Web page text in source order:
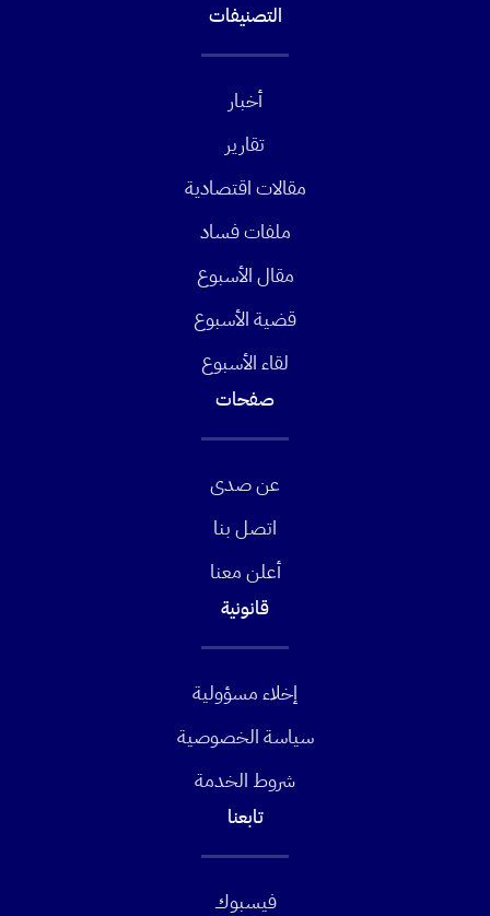
التصنيفات
أخبار
تقارير
مقالات اقتصادية
ملفات فساد
مقال الأسبوع
قضية الأسبوع
لقاء الأسبوع
صفحات
عن صدى
اتصل بنا
أعلن معنا
قانونية
إخلاء مسؤولية
سياسة الخصوصية
شروط الخدمة
تابعنا
فيسبوك